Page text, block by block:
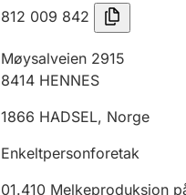
812 009 842
Møysalveien 2915
8414 HENNES
1866 HADSEL, Norge
Enkeltpersonforetak
01.410 Melkeproduksjon